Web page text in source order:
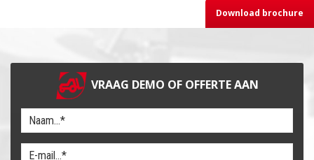
Service
Machine aanbod
Nieuws
Download brochure
VRAAG DEMO OF OFFERTE AAN